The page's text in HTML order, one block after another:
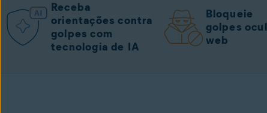
Receba
orientações contra
golpes com
tecnologia de IA
Bloqueie
golpes
web